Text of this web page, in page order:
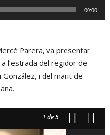
00:00
Parera, va presentar
a l’estrada del regidor de
González, i del marit de
1 de 5